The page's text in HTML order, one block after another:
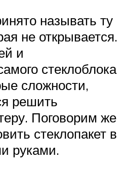
называть ту
не открывается.
и
стеклоблока
сложности,
решить
Поговорим же
стеклопакет в
руками.